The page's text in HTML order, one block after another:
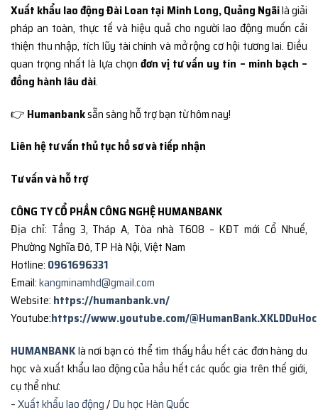
Xuất khẩu lao động Đài Loan tại Minh Long, Quảng Ngãilà giải
pháp an toàn, thực tế và hiệu quả cho người lao động muốn cải
thiện thu nhập, tích lũy tài chính và mở rộng cơ hội tương lai. Điều
quan trọng nhất là lựa chọn đơn vị tư vấn uy tín – minh bạch –
đồng hành lâu dài.
👉 Humanbanksẵn sàng hỗ trợ bạn từ hôm nay!
Liên hệ tư vấn thủ tục hồ sơ và tiếp nhận
Tư vấn và hỗ trợ
CÔNG TY CỔ PHẦN CÔNG NGHỆ HUMANBANK
Địa chỉ: Tầng 3, Tháp A, Tòa nhà T608 – KĐT mới Cổ Nhuế,
Phường Nghĩa Đô, TP Hà Nội, Việt Nam
Hotline: 0961696331
Email:kangminamhd@gmail.com
Website: https://humanbank.vn/
Youtube:https://www.youtube.com/@HumanBank.XKLDDuHoc
HUMANBANKlà nơi bạn có thể tìm thấy hầu hết các đơn hàng du
học và xuất khẩu lao động của hầu hết các quốc gia trên thế giới,
cụ thể như:
–Xuất khẩu lao động/Du học Hàn Quốc